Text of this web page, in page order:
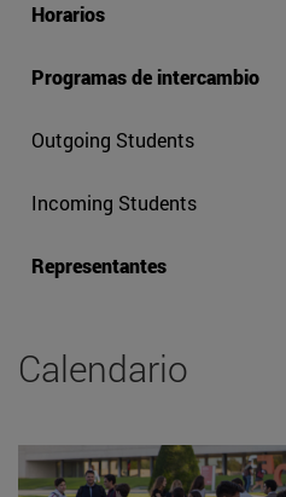
Horarios
Programas de intercambio
Outgoing Students
Incoming Students
Representantes
Calendario